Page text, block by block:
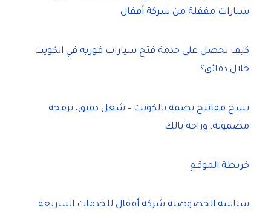
سيارات مقفلة من شركة أقفال
كيف تحصل على خدمة فتح سيارات فورية في الكويت
خلال دقائق؟
نسخ مفاتيح بصمة بالكويت – شغل دقيق، برمجة
مضمونة، وراحة بالك
خريطة الموقع
سياسة الخصوصية شركة أقفال للخدمات السريعة